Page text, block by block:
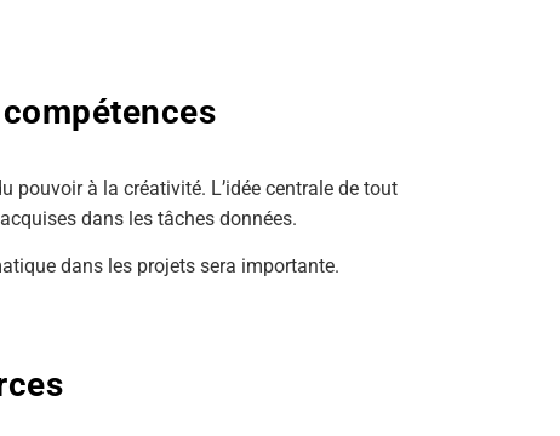
pouvoir à la créativité. L’idée centrale de tout
dans les tâches données.
dans les projets sera importante.